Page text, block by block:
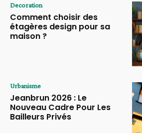
Decoration
Comment choisir des
étagères design pour sa
maison ?
Urbanisme
Jeanbrun 2026 : Le
Nouveau Cadre Pour Les
Bailleurs Privés